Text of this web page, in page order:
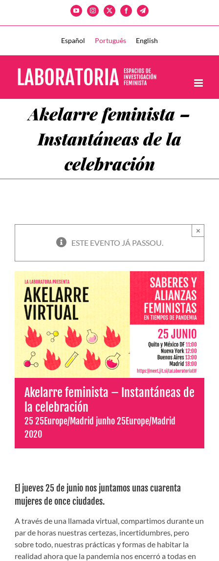
content
YouTubeInstagram
X FacebookTelegram
Español Português English
Akelarre feminista –
Instantáneas de la
celebración
ESTE EVENTO JÁ PASSOU.
×
Akelarre feminista – Instantáneas de
la celebración
25 25Europe/Madrid junho 25Europe/Madrid
2020
El jueves 25 de junio nos juntamos unas cuarenta
mujeres de once ciudades.
A través de una llamada virtual, compartimos durante un
par de horas nuestras certezas, incertidumbres, pero
sobre todo, nuestras prácticas y formas de habitar la
realidad ahora que la pandemia nos encerró a todas en